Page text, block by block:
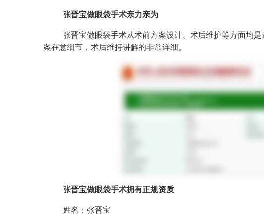
张晋宝做眼袋手术亲力亲为
张晋宝做眼袋手术从术前方案设计、术后维护等方面均
案在意细节，术后维持讲解的非常详细。
张晋宝做眼袋手术拥有正规资质
姓名：张晋宝